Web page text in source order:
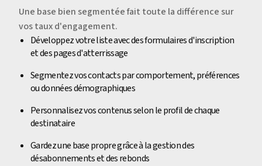
Une base bien segmentée fait toute la différence sur
vos taux d'engagement.
Développez votre liste avec des formulaires d'inscription
et des pages d'atterrissage
Segmentez vos contacts par comportement, préférences
ou données démographiques
Personnalisez vos contenus selon le profil de chaque
destinataire
Gardez une base propre grâce à la gestion des
désabonnements et des rebonds